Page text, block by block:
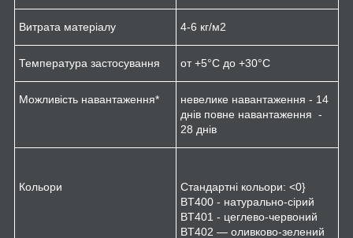
Витрата матеріалу 4-6 кг/м2
Температура застосування от +5°C до +30°C
Можливість навантаження*
невелике навантаження - 14
днів повне навантаження -
28 днів
Кольори
Стандартні кольори: <0}
BT400 - натурально-сірий
BT401 - цеглево-червоний
BT402 — оливково-зелений